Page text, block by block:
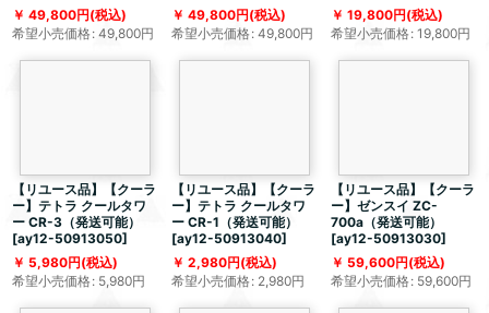
49,800円(税込)
希望小売価格: 49,800円
49,800円(税込)
希望小売価格: 49,800円
19,800円(税込)
希望小売価格: 19,800円
【リユース品】【クーラ
ー】テトラ クールタワ
ー CR-3（発送可能）
[ay12-50913050]
5,980円(税込)
希望小売価格: 5,980円
【リユース品】【クーラ
ー】テトラ クールタワ
ー CR-1（発送可能）
[ay12-50913040]
2,980円(税込)
希望小売価格: 2,980円
【リユース品】【クーラ
ー】ゼンスイ ZC-
700a（発送可能）
[ay12-50913030]
59,600円(税込)
希望小売価格: 59,600円